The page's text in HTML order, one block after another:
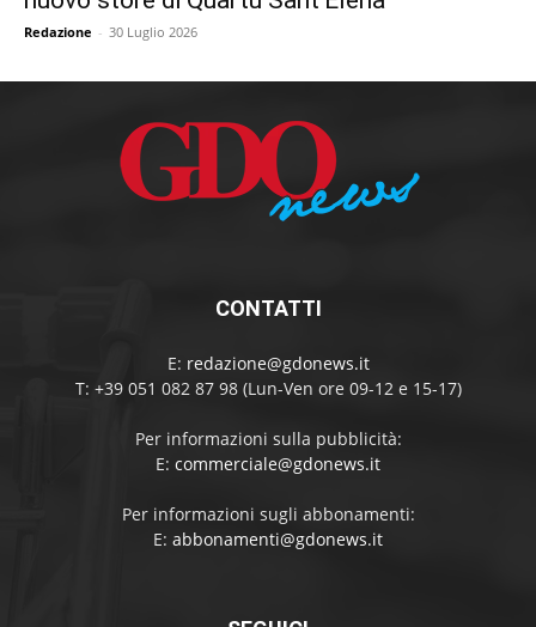
Redazione - 30 Luglio 2026
CONTATTI
E: redazione@gdonews.it
T: +39 051 082 87 98 (Lun-Ven ore 09-12 e 15-17)
Per informazioni sulla pubblicità:
E: commerciale@gdonews.it
Per informazioni sugli abbonamenti:
E: abbonamenti@gdonews.it